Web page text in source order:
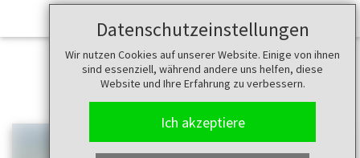
Datenschutzeinstellungen
Wir nutzen Cookies auf unserer Website. Einige von ihnen
sind essenziell, während andere uns helfen, diese
Website und Ihre Erfahrung zu verbessern.
Ich akzeptiere